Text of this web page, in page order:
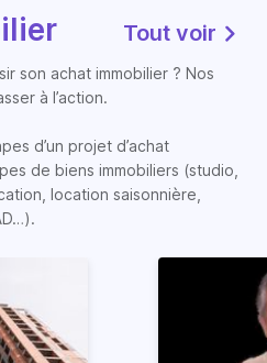
Tout voir
son achat immobilier ? Nos
à l’action.
d’un projet d’achat
de biens immobiliers (studio,
location saisonnière,